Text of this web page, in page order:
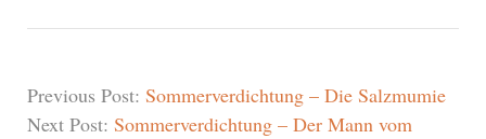
Previous Post: Sommerverdichtung – Die Salzmumie
Next Post: Sommerverdichtung – Der Mann vom